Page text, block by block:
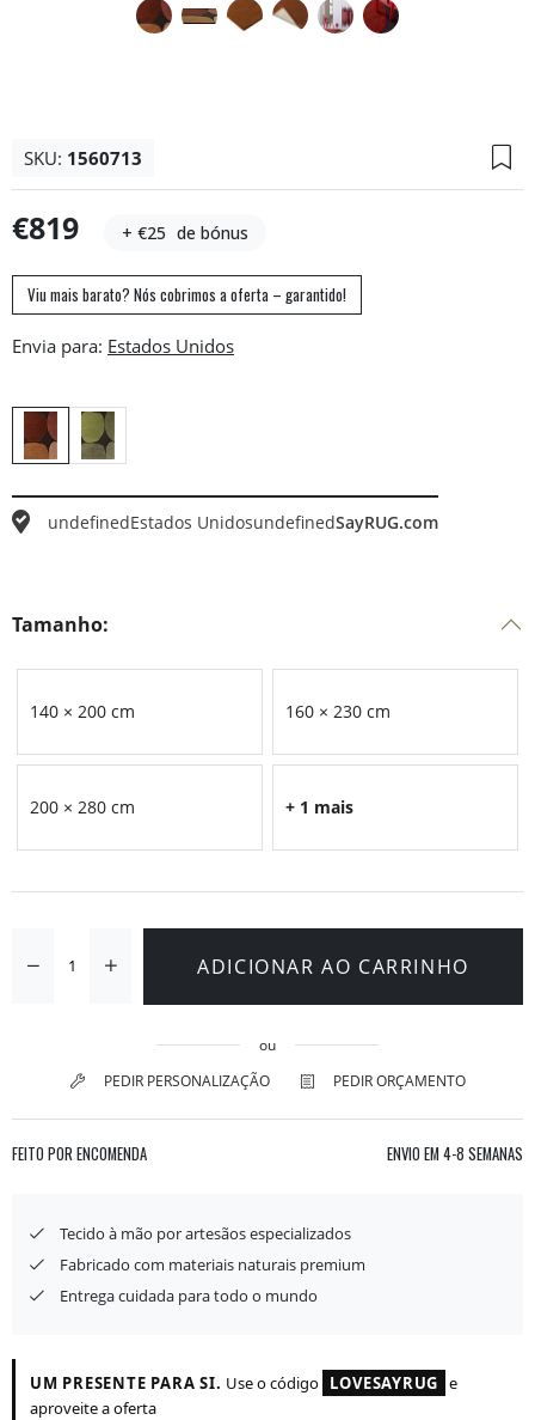
SKU: 1560713
€819 + €25 de bónus
Viu mais barato? Nós cobrimos a oferta – garantido!
Envia para:
undefinedEstados UnidosundefinedSayRUG.com
Tamanho:
140 × 200 cm 160 × 230 cm
200 × 280 cm + 1 mais
ADICIONAR AO CARRINHO
ou
PEDIR PERSONALIZAÇÃO
PEDIR ORÇAMENTO
FEITO POR ENCOMENDA ENVIO EM 4-8 SEMANAS
Tecido à mão por artesãos especializados
Fabricado com materiais naturais premium
Entrega cuidada para todo o mundo
UM PRESENTE PARA SI. Use o código LOVESAYRUG e
aproveite a oferta